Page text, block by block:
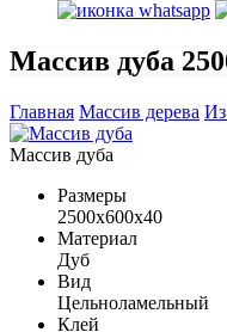
Массив дуба
Главная Массив дерева Из
Массив дуба
Размеры
2500х600х40
Материал
Дуб
Вид
Цельноламельный
Клей